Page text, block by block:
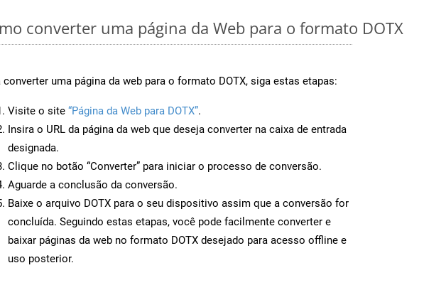
converter uma página da Web para o formato DOTX
converter uma página da web para o formato DOTX, siga estas etapas:
Visite o site “Página da Web para DOTX”.
Insira o URL da página da web que deseja converter na caixa de entrada
designada.
Clique no botão “Converter” para iniciar o processo de conversão.
Aguarde a conclusão da conversão.
Baixe o arquivo DOTX para o seu dispositivo assim que a conversão for
concluída. Seguindo estas etapas, você pode facilmente converter e
baixar páginas da web no formato DOTX desejado para acesso offline e
uso posterior.